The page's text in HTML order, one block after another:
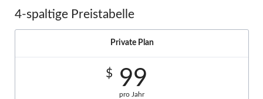
4-spaltige Preistabelle
Private Plan
$ 99
pro Jahr